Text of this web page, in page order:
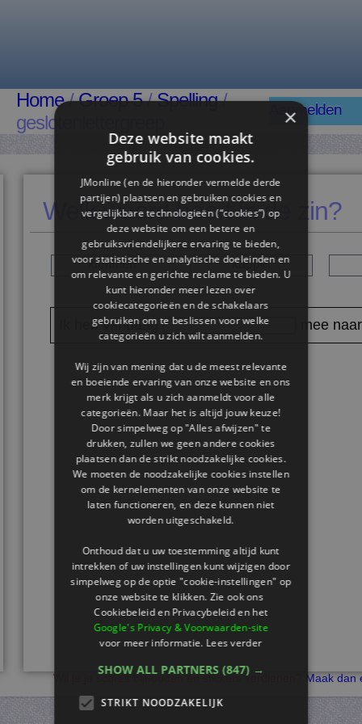
Home/Groep 5/Spelling/
geslotenlettergreep
Aanmelden
Welk woord hoort in de zin?
klimmen kapper
Ik heb vandaag mee
Wil je je scores bijhouden en stickers verdienen? Maak dan
×
Deze website maakt
gebruik van cookies.
JMonline (en de hieronder vermelde derde
partijen) plaatsen en gebruiken cookies en
vergelijkbare technologieën (“cookies”) op
deze website om een ​​betere en
gebruiksvriendelijkere ervaring te bieden,
voor statistische en analytische doeleinden en
om relevante en gerichte reclame te bieden. U
kunt hieronder meer lezen over
cookiecategorieën en de schakelaars
gebruiken om te beslissen voor welke
categorieën u zich wilt aanmelden.
Wij zijn van mening dat u de meest relevante
en boeiende ervaring van onze website en ons
merk krijgt als u zich aanmeldt voor alle
categorieën. Maar het is altijd jouw keuze!
Door simpelweg op "Alles afwijzen" te
drukken, zullen we geen andere cookies
plaatsen dan de strikt noodzakelijke cookies.
We moeten de noodzakelijke cookies instellen
om de kernelementen van onze website te
laten functioneren, en deze kunnen niet
worden uitgeschakeld.
Onthoud dat u uw toestemming altijd kunt
intrekken of uw instellingen kunt wijzigen door
simpelweg op de optie "cookie-instellingen" op
onze website te klikken. Zie ook ons ​​
Cookiebeleid en Privacybeleid en het
Google's Privacy & Voorwaarden-site
voor meer informatie.Lees verder
SHOW ALL PARTNERS (847) →
STRIKT NOODZAKELIJK